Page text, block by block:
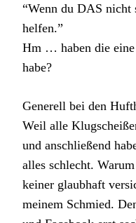
“Wenn du DAS nicht
helfen.”
Hm … haben die
habe?
Generell bei den
Weil alle
und anschließend
alles schlecht.
keiner glaubhaft
meinem Schmied.